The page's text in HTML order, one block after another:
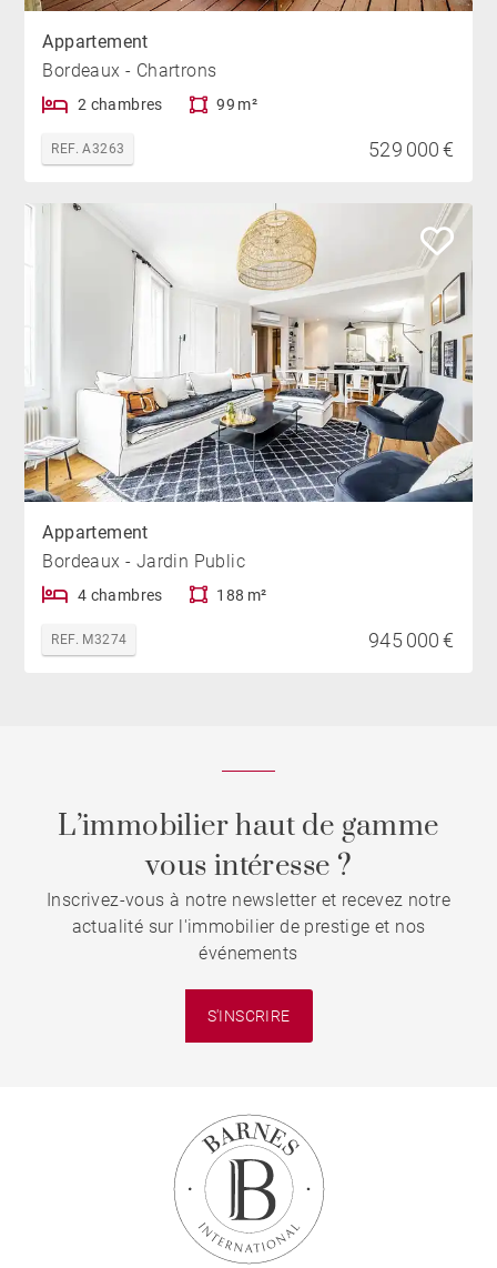
Appartement
Bordeaux - Chartrons
2 chambres 99 m²
REF. A3263 529 000 €
Appartement
Bordeaux - Jardin Public
4 chambres 188 m²
REF. M3274 945 000 €
L’immobilier haut de gamme
vous intéresse ?
Inscrivez-vous à notre newsletter et recevez notre
actualité sur l'immobilier de prestige et nos
événements
S'INSCRIRE